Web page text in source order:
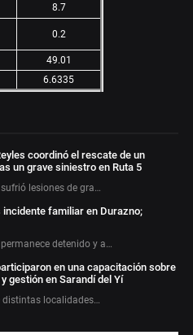
8.7
0.2
49.01
6.6335
coordinó el rescate de un
un grave siniestro en Ruta 5
lesiones de gra…
familiar en Durazno;
detenido y a…
en una capacitación sobre
gestión en Sarandí del Yí
distintas localidades…